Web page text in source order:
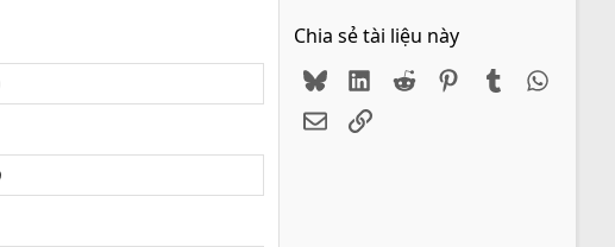
Chia sẻ tài liệu này
BlueskyLinkedIn
Reddit PinterestTumblr
EmailLink